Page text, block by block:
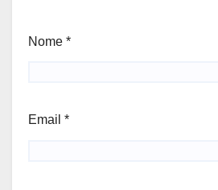
Nome *
Email *